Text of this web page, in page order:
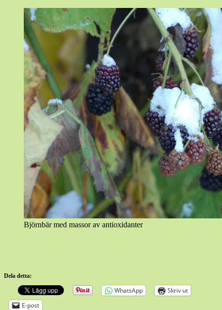
Björnbär med massor av antioxidanter
Dela detta:
WhatsApp
Skriv ut
E-post